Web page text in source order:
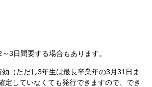
3日間要する場合もあります。
（ただし3年生は最長卒業年の3月31日ま
定していなくても発行できますので、でき